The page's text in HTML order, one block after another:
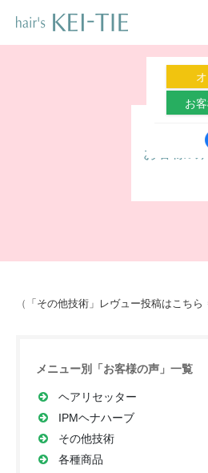
お客様の
（ 「その他技術」レヴュー投稿はこち
メニュー別「お客様の声」一覧
ヘアリセッター
IPMヘナハーブ
その他技術
各種商品
サロン案内
リクルート
お